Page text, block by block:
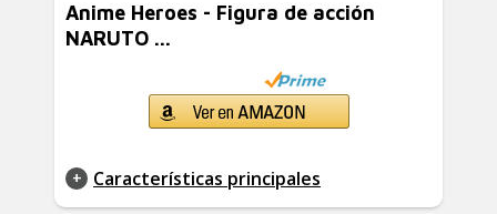
Anime Heroes - Figura de acción
NARUTO ...
Características principales